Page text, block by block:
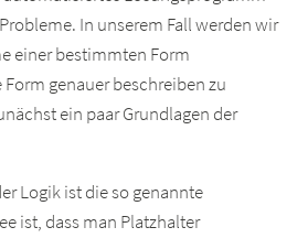
In unserem Fall werden wir
einer bestimmten Form
genauer beschreiben zu
ein paar Grundlagen der
Logik ist die so genannte
ist, dass man Platzhalter